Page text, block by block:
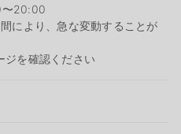
〜20:00
により、急な変動することが
ジを確認ください